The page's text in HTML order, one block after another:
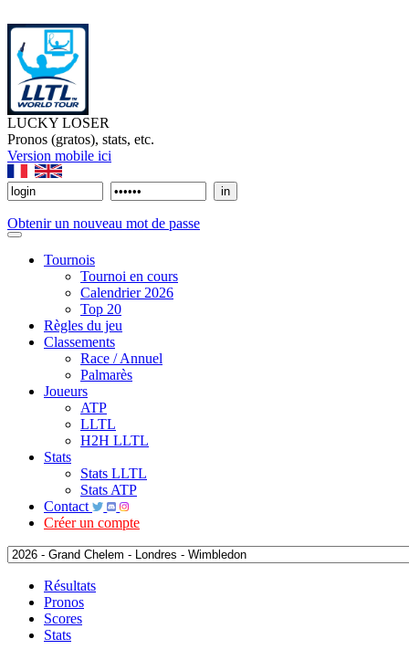
LUCKY LOSER
Pronos (gratos), stats, etc.
Version mobile ici
Obtenir un nouveau mot de passe
Tournois
Tournoi en cours
Calendrier 2026
Top 20
Règles du jeu
Classements
Race / Annuel
Palmarès
Joueurs
ATP
LLTL
H2H LLTL
Stats
Stats LLTL
Stats ATP
Contact
Créer un compte
Résultats
Pronos
Scores
Stats